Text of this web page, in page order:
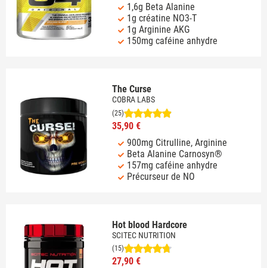
1,6g Beta Alanine
1g créatine NO3-T
1g Arginine AKG
150mg caféine anhydre
The Curse
COBRA LABS
(25)
35,90 €
900mg Citrulline, Arginine
Beta Alanine Carnosyn®
157mg caféine anhydre
Précurseur de NO
Hot blood Hardcore
SCITEC NUTRITION
(15)
27,90 €